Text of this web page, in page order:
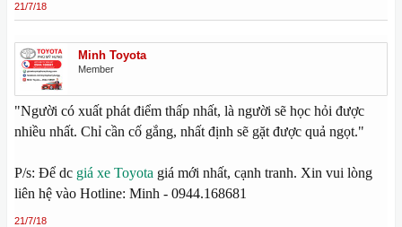
21/7/18
Minh Toyota
Member
"Người có xuất phát điểm thấp nhất, là người sẽ học hỏi được
nhiều nhất. Chỉ cần cố gắng, nhất định sẽ gặt được quả ngọt."
P/s: Để dc giá xe Toyota giá mới nhất, cạnh tranh. Xin vui lòng
liên hệ vào Hotline: Minh - 0944.168681
21/7/18